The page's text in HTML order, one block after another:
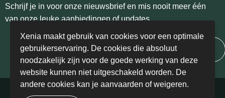
Schrijf je in voor onze nieuwsbrief en mis nooit meer één
van onze leuke aanbiedingen of updates.
Inschrijven
© Copyright Xenia 2024 | BE 0458.405.766
Xenia maakt gebruik van cookies voor een optimale
gebruikerservaring. De cookies die absoluut
noodzakelijk zijn voor de goede werking van deze
website kunnen niet uitgeschakeld worden. De
andere cookies kan je aanvaarden of weigeren.